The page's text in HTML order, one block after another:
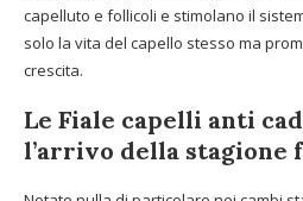
capelluto e follicoli e stimolano il
solo la vita del capello stesso ma
crescita.
Le Fiale capelli anti
l’arrivo della stagione